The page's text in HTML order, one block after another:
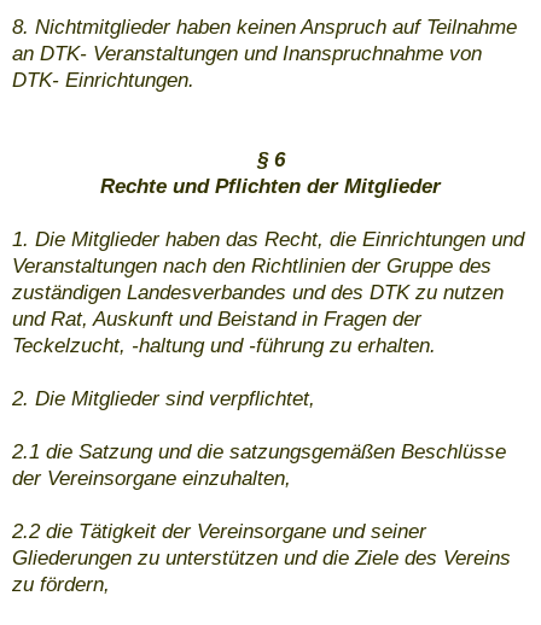
8. Nichtmitglieder haben keinen Anspruch auf Teilnahme
an DTK- Veranstaltungen und Inanspruchnahme von
DTK- Einrichtungen.
§ 6
Rechte und Pflichten der Mitglieder
1. Die Mitglieder haben das Recht, die Einrichtungen und
Veranstaltungen nach den Richtlinien der Gruppe des
zuständigen Landesverbandes und des DTK zu nutzen
und Rat, Auskunft und Beistand in Fragen der
Teckelzucht, -haltung und -führung zu erhalten.
2. Die Mitglieder sind verpflichtet,
2.1 die Satzung und die satzungsgemäßen Beschlüsse
der Vereinsorgane einzuhalten,
2.2 die Tätigkeit der Vereinsorgane und seiner
Gliederungen zu unterstützen und die Ziele des Vereins
zu fördern,